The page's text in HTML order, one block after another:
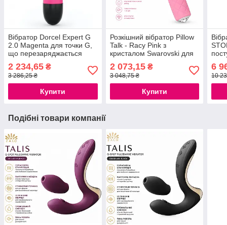
Вібратор Dorcel Expert G
2.0 Magenta для точки G,
що перезаряджається
777Store.com.ua
2 234,65 ₴
3 286,25 ₴
Купити
Розкішний вібратор Pillow
Talk - Racy Pink з
кристалом Swarovski для
точки G, подарункове
паковання, USB-кабель в
комплекті
2 073,15₴
3 048,75 ₴
Купити
6
10
Подібні товари компанії